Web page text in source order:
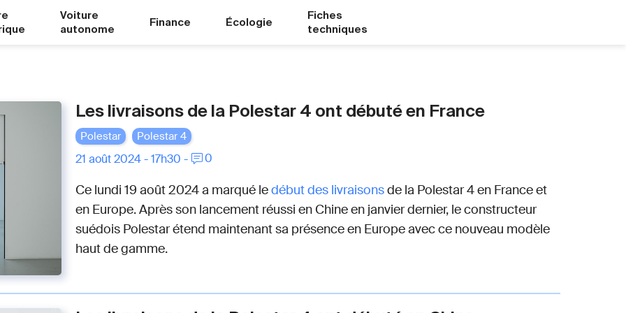
Voiture
autonome
Finance Écologie
Fiches
techniques
Les livraisons de la Polestar 4 ont débuté en France
Polestar Polestar 4
21 août 2024 - 17h30 - 0
Ce lundi 19 août 2024 a marqué ledébut des livraisonsde la Polestar 4 en France et
en Europe. Après son lancement réussi en Chine en janvier dernier, le constructeur
suédois Polestar étend maintenant sa présence en Europe avec ce nouveau modèle
haut de gamme.